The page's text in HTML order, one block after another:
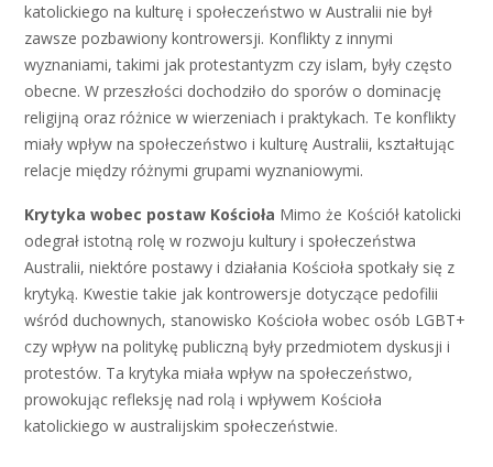
katolickiego na kulturę i społeczeństwo w Australii nie był
zawsze pozbawiony kontrowersji. Konflikty z innymi
wyznaniami, takimi jak protestantyzm czy islam, były często
obecne. W przeszłości dochodziło do sporów o dominację
religijną oraz różnice w wierzeniach i praktykach. Te konflikty
miały wpływ na społeczeństwo i kulturę Australii, kształtując
relacje między różnymi grupami wyznaniowymi.
Krytyka wobec postaw Kościoła Mimo że Kościół katolicki
odegrał istotną rolę w rozwoju kultury i społeczeństwa
Australii, niektóre postawy i działania Kościoła spotkały się z
krytyką. Kwestie takie jak kontrowersje dotyczące pedofilii
wśród duchownych, stanowisko Kościoła wobec osób LGBT+
czy wpływ na politykę publiczną były przedmiotem dyskusji i
protestów. Ta krytyka miała wpływ na społeczeństwo,
prowokując refleksję nad rolą i wpływem Kościoła
katolickiego w australijskim społeczeństwie.